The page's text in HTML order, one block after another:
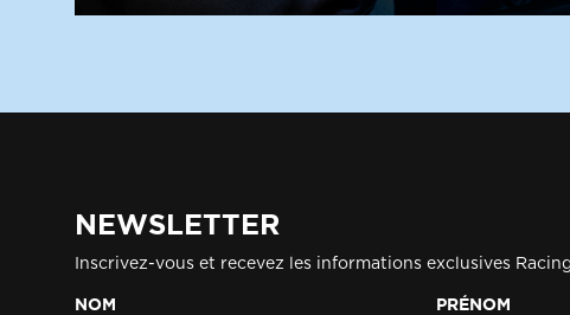
NEWSLETTER
Inscrivez-vous et recevez les informations exclusives
NOM PRÉNOM